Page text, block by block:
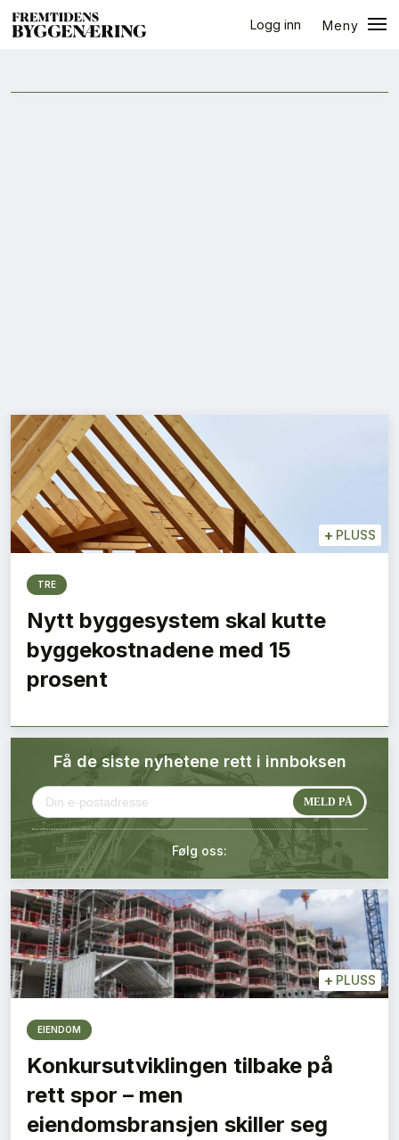
Logg inn
Meny
Bærekraft
Digitalisering
Eiendom
Tips redaksjonen
Annonsering
Abonnement Pluss
Kontakt oss
Login
halvår
+ PLUSS
TRE
Nytt byggesystem skal kutte
byggekostnadene med 15
prosent
Få de siste nyhetene rett i innboksen
Følg oss:
+ PLUSS
EIENDOM
Konkursutviklingen tilbake på
rett spor – men
eiendomsbransjen skiller seg